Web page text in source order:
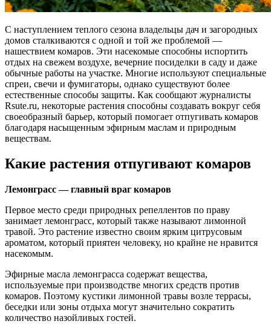
С наступлением теплого сезона владельцы дач и загородных
домов сталкиваются с одной и той же проблемой —
нашествием комаров. Эти насекомые способны испортить
отдых на свежем воздухе, вечерние посиделки в саду и даже
обычные работы на участке. Многие используют специальные
спреи, свечи и фумигаторы, однако существуют более
естественные способы защиты. Как сообщают журналисты
Rsute.ru, некоторые растения способны создавать вокруг себя
своеобразный барьер, который помогает отпугивать комаров
благодаря насыщенным эфирным маслам и природным
веществам.
Какие растения отпугивают комаров
Лемонграсс — главный враг комаров
Первое место среди природных репеллентов по праву
занимает лемонграсс, который также называют лимонной
травой. Это растение известно своим ярким цитрусовым
ароматом, который приятен человеку, но крайне не нравится
насекомым.
Эфирные масла лемонграсса содержат вещества,
используемые при производстве многих средств против
комаров. Поэтому кустики лимонной травы возле террасы,
беседки или зоны отдыха могут значительно сократить
количество назойливых гостей.